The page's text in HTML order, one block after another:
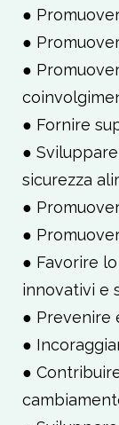
●
●
●
● Fornire
●
sicurezza
●
●
● Favorire
innovativi e
● Prevenire
●
●